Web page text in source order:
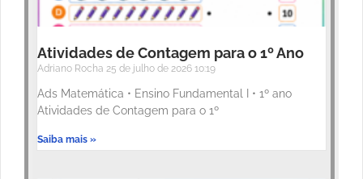
Atividades de Contagem para o 1º Ano
Adriano Rocha 25 de julho de 2026 10:19
Ads Matemática • Ensino Fundamental I • 1º ano
Atividades de Contagem para o 1º
Saiba mais »